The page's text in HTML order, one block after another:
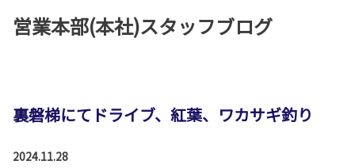
営業本部(本社)スタッフブログ
裏磐梯にてドライブ、紅葉、ワカサギ釣り
2024.11.28